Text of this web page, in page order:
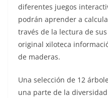
diferentes juegos
podrán aprender a
través de la lectura de
original xiloteca
de maderas.
Una selección de 12
una parte de la